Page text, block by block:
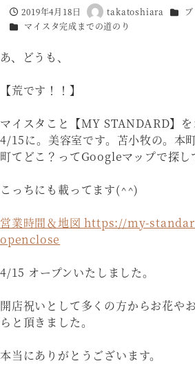
投稿日2019年4月18日
著
者
takatoshiara カテ
カテゴリー
マイスタ完成までの道のり
あ、どうも、
【荒です！！】
マイスタこと【MY STANDARD】を
4/15に。美容室です。苫小牧の。本
町てどこ？ってGoogleマップで探し
こっちにも載ってます(^^)
営業時間＆地図 https://my-
openclose
4/15 オープンいたしました。
開店祝いとして多くの方からお花や
らと頂きました。
本当にありがとうございます。